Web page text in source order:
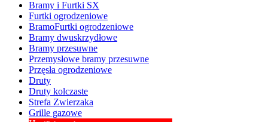
Bramy i Furtki SX
Furtki ogrodzeniowe
BramoFurtki ogrodzeniowe
Bramy dwuskrzydłowe
Bramy przesuwne
Przemysłowe bramy przesuwne
Przęsła ogrodzeniowe
Druty
Druty kolczaste
Strefa Zwierzaka
Grille gazowe